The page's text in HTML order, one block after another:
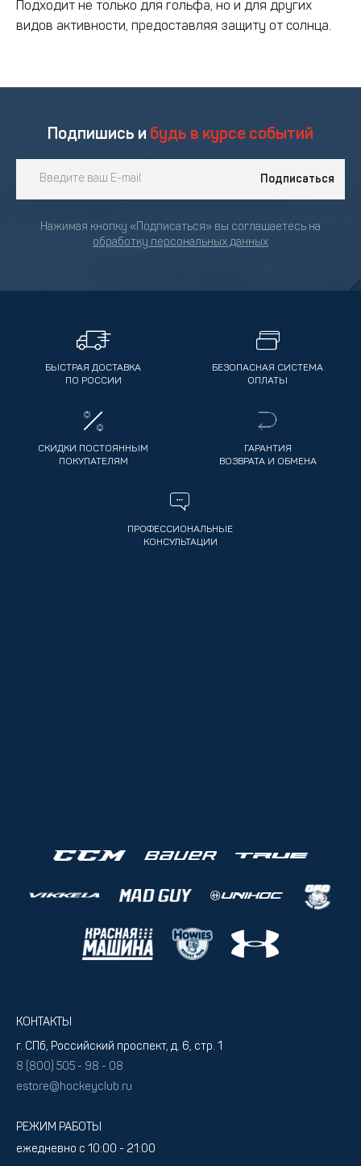
Подходит не только для гольфа, но и для других
видов активности, предоставляя защиту от солнца.
Подпишись и будь в курсе событий
Подписаться
Нажимая кнопку «Подписаться» вы соглашаетесь на
обработку персональных данных
БЫСТРАЯ ДОСТАВКА
ПО РОССИИ
БЕЗОПАСНАЯ СИСТЕМА
ОПЛАТЫ
СКИДКИ ПОСТОЯННЫМ
ПОКУПАТЕЛЯМ
ГАРАНТИЯ
ВОЗВРАТА И ОБМЕНА
ПРОФЕССИОНАЛЬНЫЕ
КОНСУЛЬТАЦИИ
КОНТАКТЫ
г. СПб, Российский проспект, д. 6, стр. 1
8 (800) 505 - 98 - 08
estore@hockeyclub.ru
РЕЖИМ РАБОТЫ
ежедневно с 10:00 - 21:00